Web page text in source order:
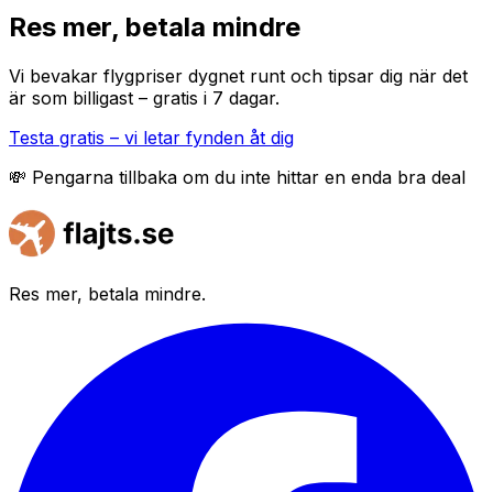
Res mer, betala mindre
Vi bevakar flygpriser dygnet runt och tipsar dig när det
är som billigast – gratis i 7 dagar.
Testa gratis – vi letar fynden åt dig
💸 Pengarna tillbaka om du inte hittar en enda bra deal
Res mer, betala mindre.